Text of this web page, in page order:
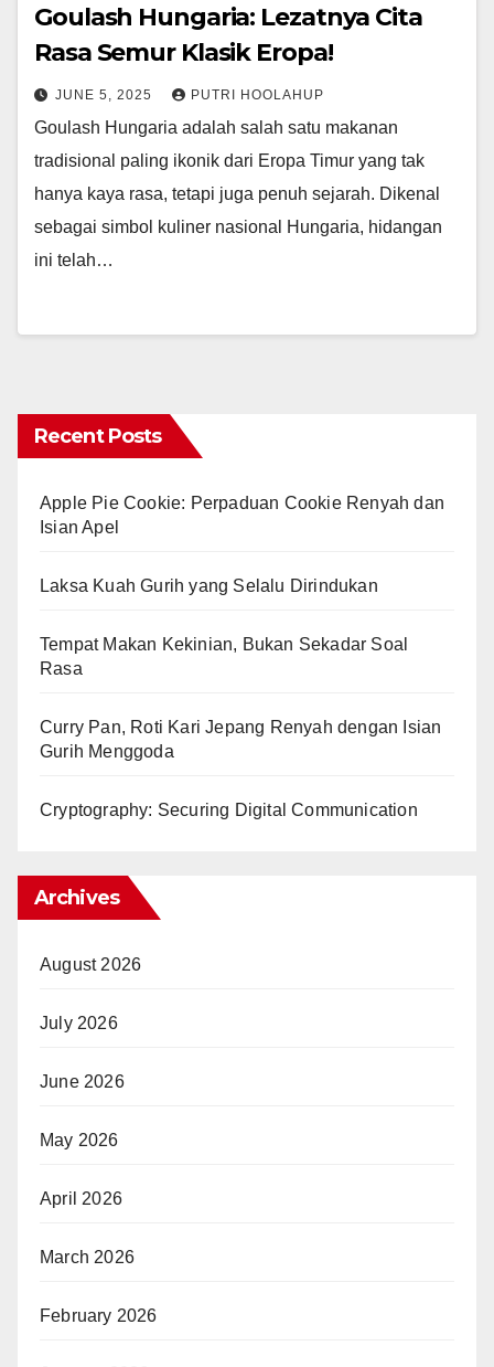
Goulash Hungaria: Lezatnya Cita
Rasa Semur Klasik Eropa!
JUNE 5, 2025 PUTRI HOOLAHUP
Goulash Hungaria adalah salah satu makanan
tradisional paling ikonik dari Eropa Timur yang tak
hanya kaya rasa, tetapi juga penuh sejarah. Dikenal
sebagai simbol kuliner nasional Hungaria, hidangan
ini telah…
Recent Posts
Apple Pie Cookie: Perpaduan Cookie Renyah dan
Isian Apel
Laksa Kuah Gurih yang Selalu Dirindukan
Tempat Makan Kekinian, Bukan Sekadar Soal
Rasa
Curry Pan, Roti Kari Jepang Renyah dengan Isian
Gurih Menggoda
Cryptography: Securing Digital Communication
Archives
August 2026
July 2026
June 2026
May 2026
April 2026
March 2026
February 2026